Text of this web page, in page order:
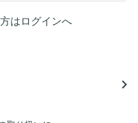
はログインへ
navigate_next